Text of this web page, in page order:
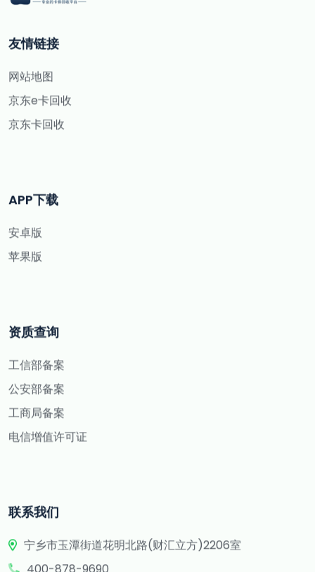
友情链接
网站地图
京东e卡回收
京东卡回收
APP下载
安卓版
苹果版
资质查询
工信部备案
公安部备案
工商局备案
电信增值许可证
联系我们
宁乡市玉潭街道花明北路(财汇立方)2206室